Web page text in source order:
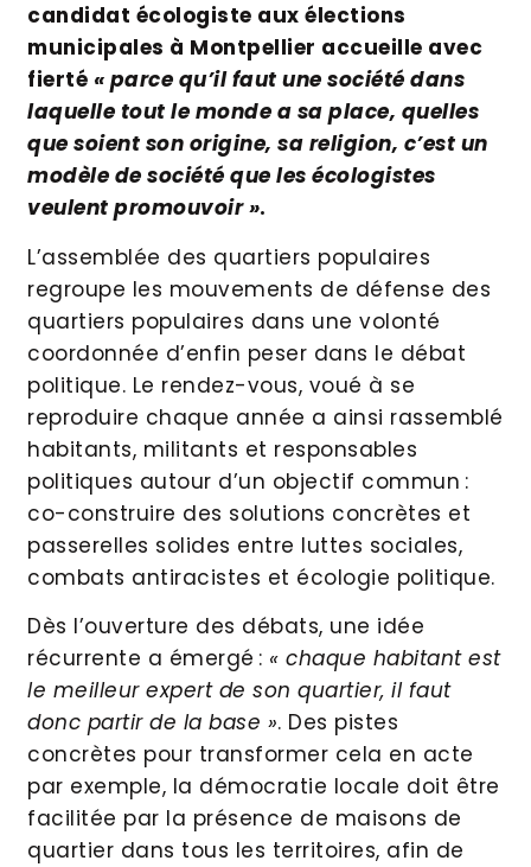
candidat écologiste aux élections
municipales à Montpellier accueille avec
fierté « parce qu’il faut une société dans
laquelle tout le monde a sa place, quelles
que soient son origine, sa religion, c’est un
modèle de société que les écologistes
veulent promouvoir ».
L’assemblée des quartiers populaires
regroupe les mouvements de défense des
quartiers populaires dans une volonté
coordonnée d’enfin peser dans le débat
politique. Le rendez-vous, voué à se
reproduire chaque année a ainsi rassemblé
habitants, militants et responsables
politiques autour d’un objectif commun :
co-construire des solutions concrètes et
passerelles solides entre luttes sociales,
combats antiracistes et écologie politique.
Dès l’ouverture des débats, une idée
récurrente a émergé : « chaque habitant est
le meilleur expert de son quartier, il faut
donc partir de la base ». Des pistes
concrètes pour transformer cela en acte
par exemple, la démocratie locale doit être
facilitée par la présence de maisons de
quartier dans tous les territoires, afin de